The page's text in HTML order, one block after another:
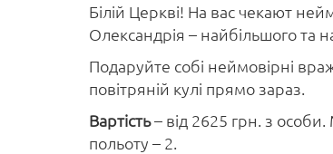
Білій Церкві! На вас чекают
Олександрія – найбільшого та
Подаруйте собі неймовірні
повітряній кулі прямо зараз.
Вартість– від 2625 грн. з особи.
польоту – 2.